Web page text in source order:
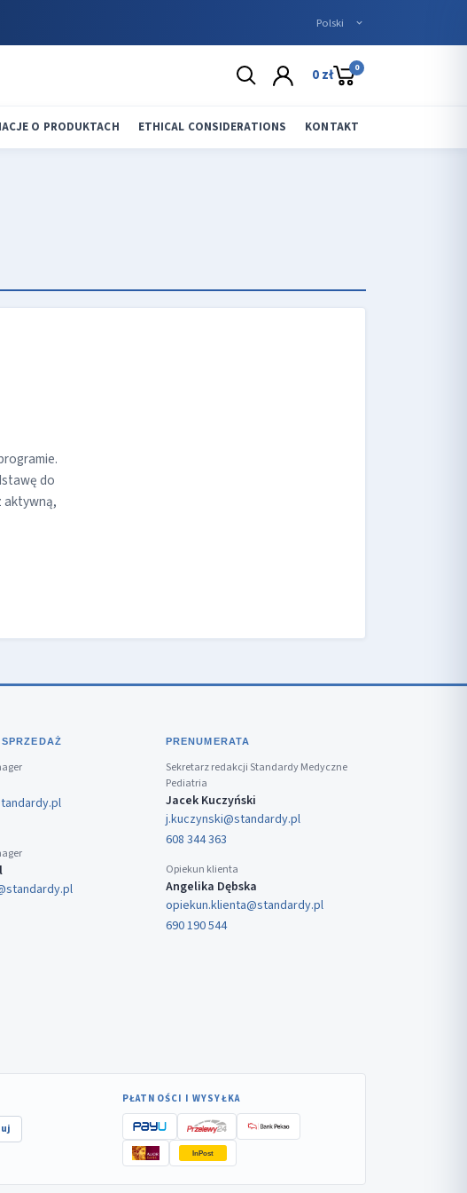
0 zł 0
O PRODUKTACH ETHICAL CONSIDERATIONS KONTAKT
do
aktywną,
PRENUMERATA
Sekretarz redakcji Standardy Medyczne
Pediatria
Jacek Kuczyński
j.kuczynski@standardy.pl
608 344 363
Opiekun klienta
Angelika Dębska
opiekun.klienta@standardy.pl
690 190 544
PŁATNOŚCI I WYSYŁKA
InPost